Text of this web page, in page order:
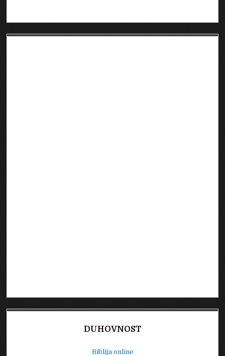
DUHOVNOST
Biblija online